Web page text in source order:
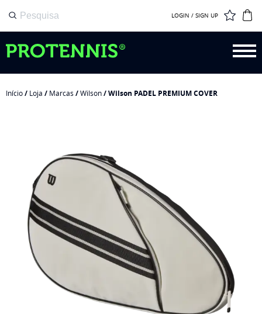
LOGIN / SIGN UP
Início/ Loja / Marcas /Wilson/ Wilson PADEL PREMIUM COVER